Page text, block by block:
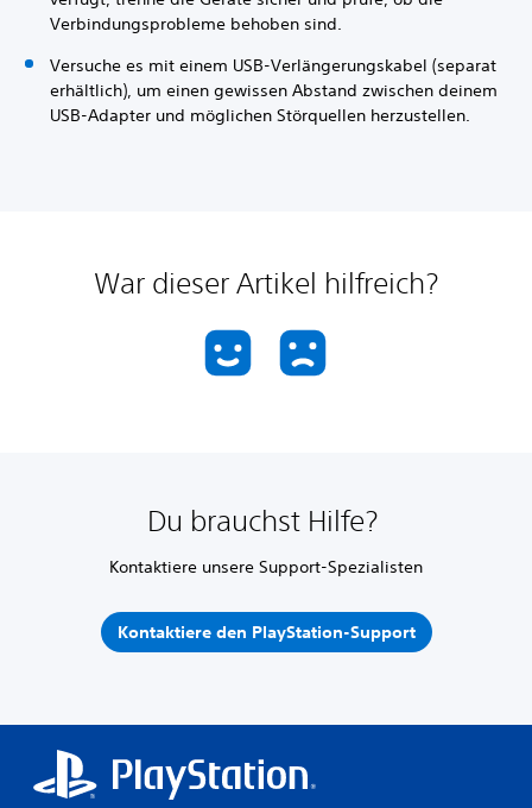
Verbindungsprobleme behoben sind.
Versuche es mit einem USB-Verlängerungskabel (separat
erhältlich), um einen gewissen Abstand zwischen deinem
USB-Adapter und möglichen Störquellen herzustellen.
War dieser Artikel hilfreich?
Du brauchst Hilfe?
Kontaktiere unsere Support-Spezialisten
Kontaktiere den PlayStation-Support